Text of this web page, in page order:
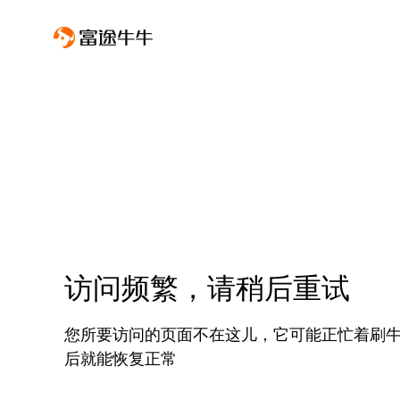
访问频繁，请稍后重试
您所要访问的页面不在这儿，它可能正忙着刷
后就能恢复正常